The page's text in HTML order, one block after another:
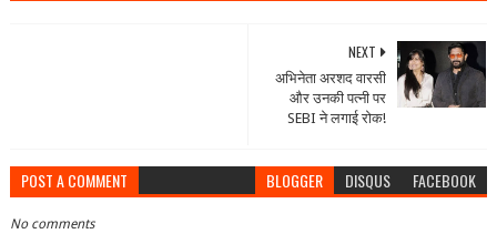
NEXT
अभिनेता अरशद वारसी
और उनकी पत्नी पर
SEBI ने लगाई रोक!
POST A COMMENT BLOGGER DISQUS FACEBOOK
No comments